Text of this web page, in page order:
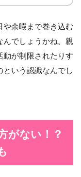
や余暇まで巻き込む
んでしょうかね。親
動が制限されたりす
という認識なんでし
がない！？